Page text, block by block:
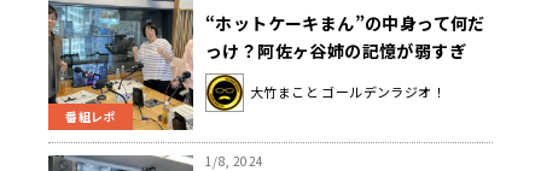
番組レポ
“ホットケーキまん”の中身って何だ
っけ？阿佐ヶ谷姉の記憶が弱すぎ
る…中にホットケーキ？バター？正
解は？
大竹まこと ゴールデンラジオ！
1/8, 2024